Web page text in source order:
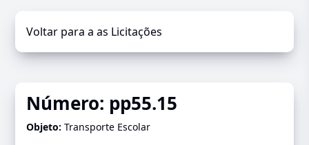
Voltar para a as Licitações
Número: pp55.15
Objeto:Transporte Escolar